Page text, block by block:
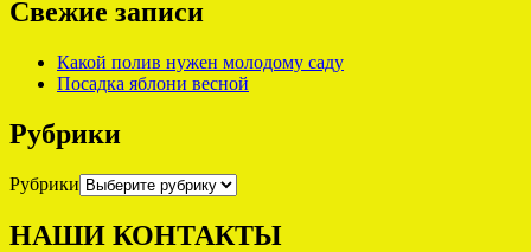
Свежие записи
Какой полив нужен молодому саду
Посадка яблони весной
Рубрики
Рубрики
НАШИ КОНТАКТЫ